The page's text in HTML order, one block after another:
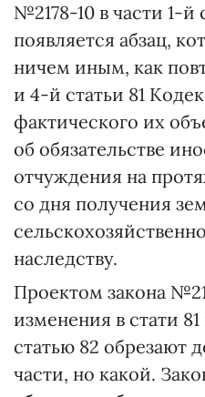
№2178-10 в части 1-й
появляется абзац,
ничем иным, как
и 4-й статьи 81
фактического их
об обязательстве
отчуждения на
со дня получения
наследству.
Проектом закона
изменения в стати
статью 82 обрезают
части, но какой.